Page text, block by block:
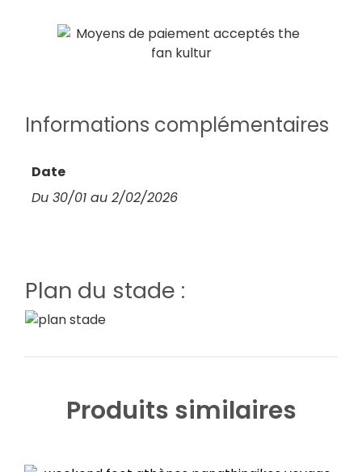
Informations complémentaires
Date
Du 30/01 au 2/02/2026
Plan du stade :
Produits similaires